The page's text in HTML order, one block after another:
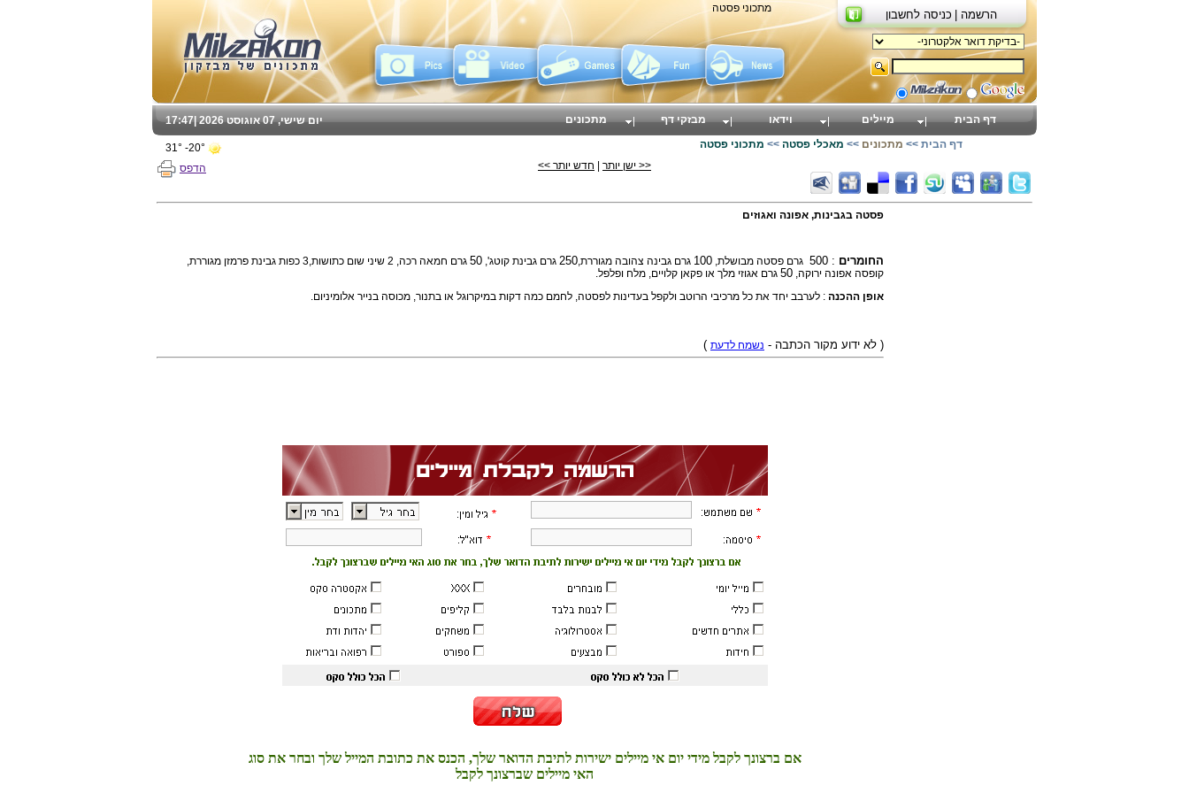
מתכוני פסטה
<< ישן יותר חדש יותר >> הדפס
פסטה בגבינות, אפונה ואגוזים
החומרים : 500 גרם פסטה מבושלת, 100 גרם גבינה צהובה מגוררת,250 גרם גבינת קוטג', 50
גרם חמאה רכה, 2 שיני שום כתושות,3 כפות גבינת פרמזן מגוררת,
קופסה אפונה ירוקה, 50 גרם אגוזי מלך או פקאן קלויים, מלח ופלפל.
אופן ההכנה : לערבב יחד את כל מרכיבי הרוטב ולקפל בעדינות לפסטה, לחמם כמה דקות במיקרוגל או בתנור, מכוסה בנייר אלומיניום.
( לא ידוע מקור הכתבה - נשמח לדעת )
17:47 יום שישי, 07 אוגוסט 2026 | דף הבית מיילים וידאו מבזקי דף מתכונים
20°- 31° דף הבית >> מתכונים >> מאכלי פסטה >> מתכוני פסטה
הרשמה | כניסה לחשבון